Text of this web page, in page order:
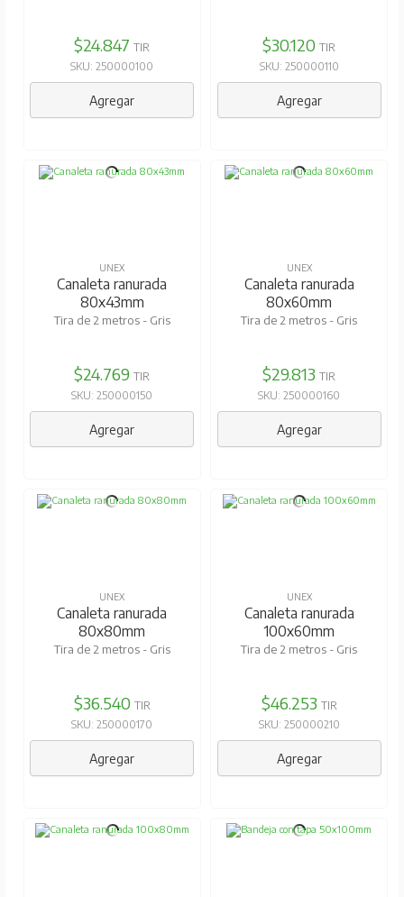
$24.847TIR
SKU: 250000100
Agregar
$30.120 TIR
SKU: 250000110
Agregar
UNEX
Canaleta ranurada
80x43mm
Tira de 2 metros - Gris
$24.769TIR
SKU: 250000150
Agregar
UNEX
Canaleta ranurada
80x60mm
Tira de 2 metros - Gris
$29.813 TIR
SKU: 250000160
Agregar
UNEX
Canaleta ranurada
80x80mm
Tira de 2 metros - Gris
$36.540 TIR
SKU: 250000170
Agregar
UNEX
Canaleta ranurada
100x60mm
Tira de 2 metros - Gris
$46.253 TIR
SKU: 250000210
Agregar